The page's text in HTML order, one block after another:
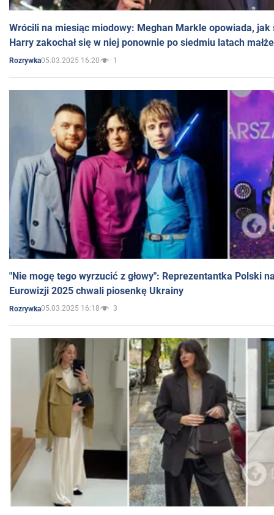
Wrócili na miesiąc miodowy: Meghan Markle opowiada, jak
Harry zakochał się w niej ponownie po siedmiu latach
Rozrywka05.03.2025 16:20 1
"Nie mogę tego wyrzucić z głowy": Reprezentantka Polski
Eurowizji 2025 chwali piosenkę Ukrainy
Rozrywka05.03.2025 16:18 3